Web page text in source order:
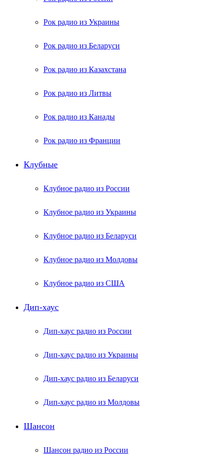
Рок радио из Украины
Рок радио из Беларуси
Рок радио из Казахстана
Рок радио из Литвы
Рок радио из Канады
Рок радио из Франции
Клубные
Клубное радио из России
Клубное радио из Украины
Клубное радио из Беларуси
Клубное радио из Молдовы
Клубное радио из США
Дип-хаус
Дип-хаус радио из России
Дип-хаус радио из Украины
Дип-хаус радио из Беларуси
Дип-хаус радио из Молдовы
Шансон
Шансон радио из России